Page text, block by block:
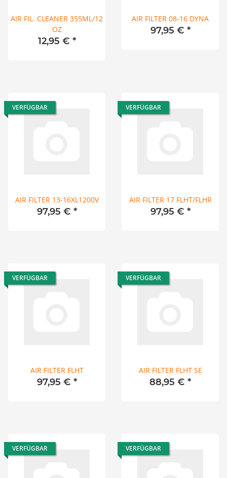
AIR FIL. CLEANER 355ML/12
OZ
12,95 € *
AIR FILTER 08-16 DYNA
97,95 € *
VERFÜGBAR
AIR FILTER 13-16XL1200V
97,95 € *
VERFÜGBAR
AIR FILTER 17 FLHT/FLHR
97,95 € *
VERFÜGBAR
AIR FILTER FLHT
97,95 € *
VERFÜGBAR
AIR FILTER FLHT SE
88,95 € *
VERFÜGBAR VERFÜGBAR